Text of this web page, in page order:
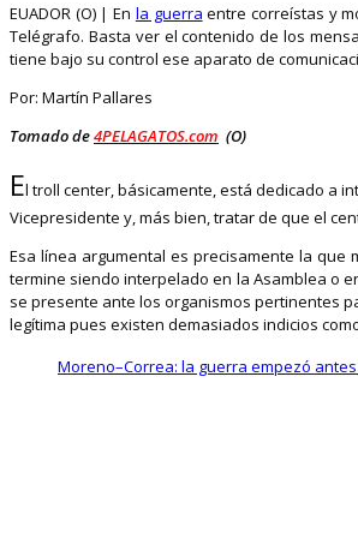
EUADOR (O) | En la guerra entre correístas y
Telégrafo. Basta ver el contenido de los
tiene bajo su control ese aparato de
Por: Martín Pallares
Tomado de4PELAGATOS.com (O)
El troll center, básicamente, está dedicado a
Vicepresidente y, más bien, tratar de que el
Esa línea argumental es precisamente la
termine siendo interpelado en la Asamblea o
se presente ante los organismos pertinentes
legítima pues existen demasiados indicios
Moreno–Correa: la guerra empezó